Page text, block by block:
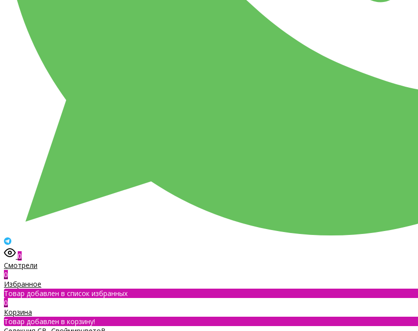
0
Смотрели
0
Избранное
Товар добавлен в список избранных
0
Корзина
Товар добавлен в корзину!